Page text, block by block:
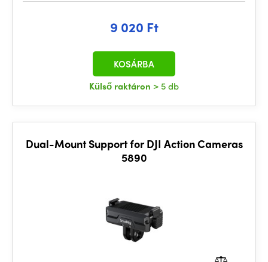
9 020 Ft
Külső raktáron > 5 db
KOSÁRBA
Dual-Mount Support for DJI Action Cameras
5890